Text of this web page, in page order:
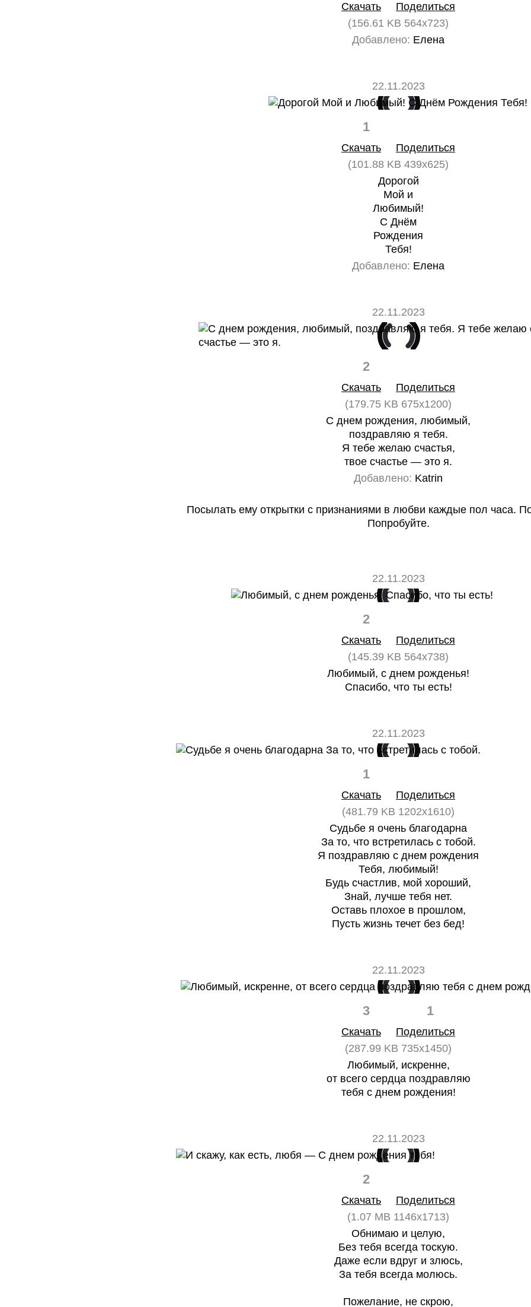
Скачать
Поделиться
(156.61 KB 564x723)
Добавлено: Елена
22.11.2023
1
Скачать
Поделиться
(101.88 KB 439x625)
Дорогой
Мой и
Любимый!
С Днём
Рождения
Тебя!
Добавлено: Елена
22.11.2023
2
Скачать
Поделиться
(179.75 KB 675x1200)
С днем рождения, любимый,
поздравляю я тебя.
Я тебе желаю счастья,
твое счастье — это я.
Добавлено: Katrin
Посылать ему открытки с признаниями в любви каждые пол часа.
Попробуйте.
22.11.2023
2
Скачать
Поделиться
(145.39 KB 564x738)
Любимый, с днем рожденья!
Спасибо, что ты есть!
22.11.2023
1
Скачать
Поделиться
(481.79 KB 1202x1610)
Судьбе я очень благодарна
За то, что встретилась с тобой.
Я поздравляю с днем рождения
Тебя, любимый!
Будь счастлив, мой хороший,
Знай, лучше тебя нет.
Оставь плохое в прошлом,
Пусть жизнь течет без бед!
22.11.2023
3 1
Скачать
Поделиться
(287.99 KB 735x1450)
Любимый, искренне,
от всего сердца поздравляю
тебя с днем рождения!
22.11.2023
2
Скачать
Поделиться
(1.07 MB 1146x1713)
Обнимаю и целую,
Без тебя всегда тоскую.
Даже если вдруг и злюсь,
За тебя всегда молюсь.
Пожелание, не скрою,